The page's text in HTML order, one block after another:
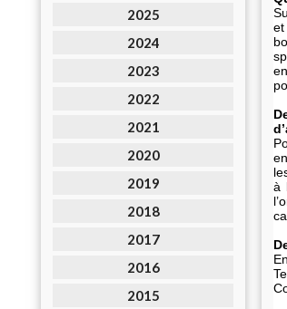
2025
2024
2023
2022
2021
2020
2019
2018
2017
2016
2015
et
à